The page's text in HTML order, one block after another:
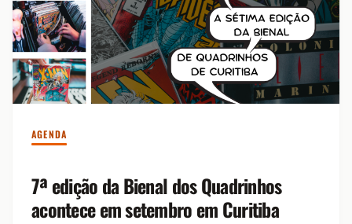
AGENDA
7ª edição da Bienal dos Quadrinhos
acontece em setembro em Curitiba